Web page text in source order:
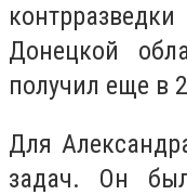
Донецкой
получил еще в
Для
задач. Он